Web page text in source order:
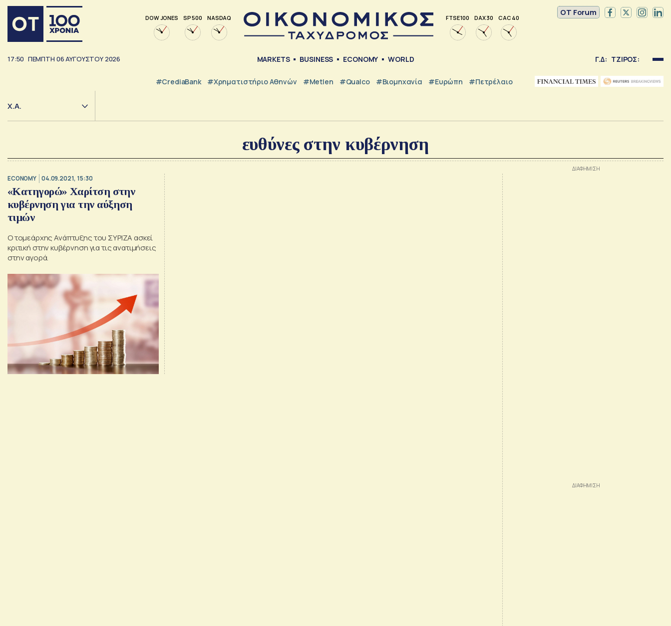
DOW JONES SP 500 NASDAQ FTSE 100 DAX 30 CAC 40
OT Forum
17:50 ΠΕΜΠΤΗ 06ΑΥΓΟΥΣΤΟΥ 2026 MARKETS BUSINESS ECONOMY WORLD Γ.Δ: ΤΖΙΡΟΣ:
#CrediaBank #Χρηματιστήριο Αθηνών #metlen #Qualco #Βιομηχανία #Ευρώπη #Πετρέλαιο
Χ.Α.
ευθύνες στην κυβέρνηση
ECONOMY 04.09.2021, 15:30
«Κατηγορώ» Χαρίτση στην
κυβέρνηση για την αύξηση
τιμών
Ο τομεάρχης Ανάπτυξης του ΣΥΡΙΖΑ ασκεί
κριτική στην κυβέρνηση για τις ανατιμήσεις
στην αγορά.